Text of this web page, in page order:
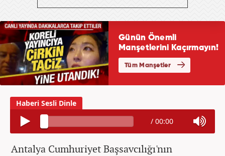
/ 00:00
Antalya Cumhuriyet Başsavcılığı'nın